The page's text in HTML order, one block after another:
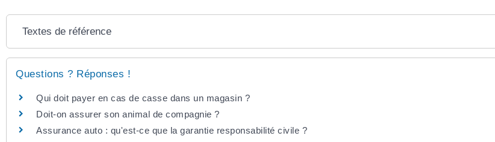
Textes de référence
Questions ? Réponses !
Qui doit payer en cas de casse dans un magasin ?
Doit-on assurer son animal de compagnie ?
Assurance auto : qu'est-ce que la garantie responsabilité civile ?